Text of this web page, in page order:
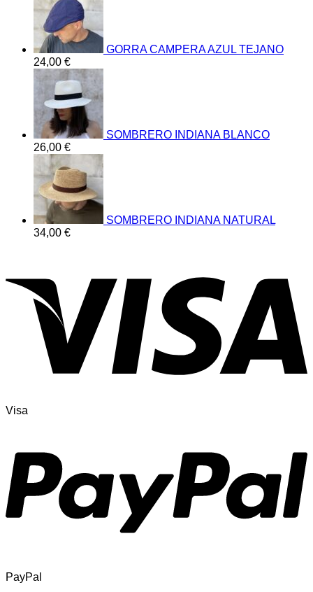
GORRA CAMPERA AZUL TEJANO
24,00 €
SOMBRERO INDIANA BLANCO
26,00 €
SOMBRERO INDIANA NATURAL
34,00 €
Visa
PayPal